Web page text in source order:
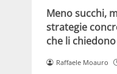
Meno succhi,
strategie
che li
Raffaele Moauro